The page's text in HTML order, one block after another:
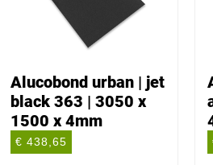
Alucobond urban | jet
black 363 | 3050 x
1500 x 4mm
€ 438,65